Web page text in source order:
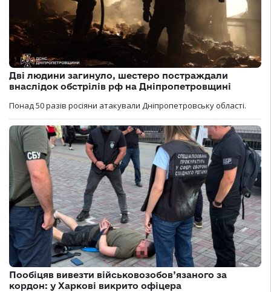
Дві людини загинуло, шестеро постраждали
внаслідок обстрілів рф на Дніпропетровщині
Понад 50 разів росіяни атакували Дніпропетровську області.
Пообіцяв вивезти військовозобов’язаного за
кордон: у Харкові викрито офіцера